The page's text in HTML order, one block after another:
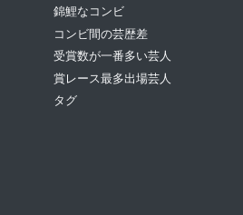
錦鯉なコンビ
コンビ間の芸歴差
受賞数が一番多い芸人
賞レース最多出場芸人
タグ